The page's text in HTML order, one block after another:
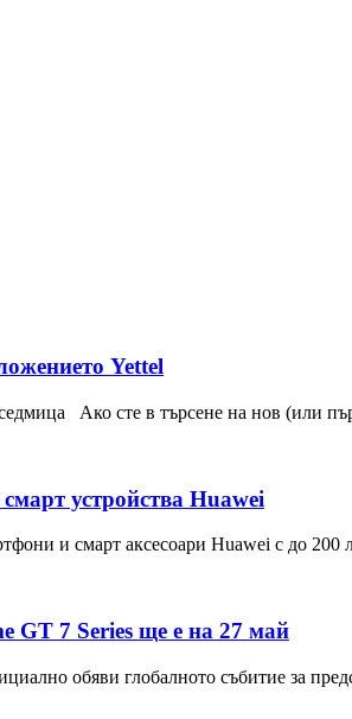
Yettel
Ако сте в търсене на нов (или
устройства Huawei
и смарт аксесоари Huawei с до 200
GT 7 Series ще е на 27 май
обяви глобалното събитие за